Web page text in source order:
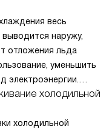
весь
наружу,
отложения льда
уменьшить
электроэнергии.
частых
происходит
холодильной
холодильной